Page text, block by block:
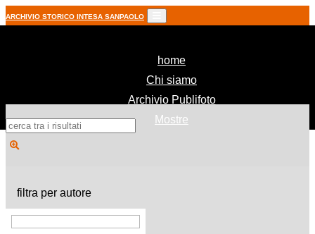
ARCHIVIO STORICO INTESA SANPAOLO
home(current)
Chi siamo
Archivio Publifoto
Mostre
filtra per autore